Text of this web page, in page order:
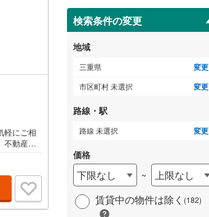
軽にご相
不動産購
ジ
に
保
存
す
る
検索条件の変更
地域
三重県 変更
市区町村 未選択 変更
路線・駅
路線 未選択 変更
価格
下限なし ~
上限なし
賃貸中の物件は除く (182)